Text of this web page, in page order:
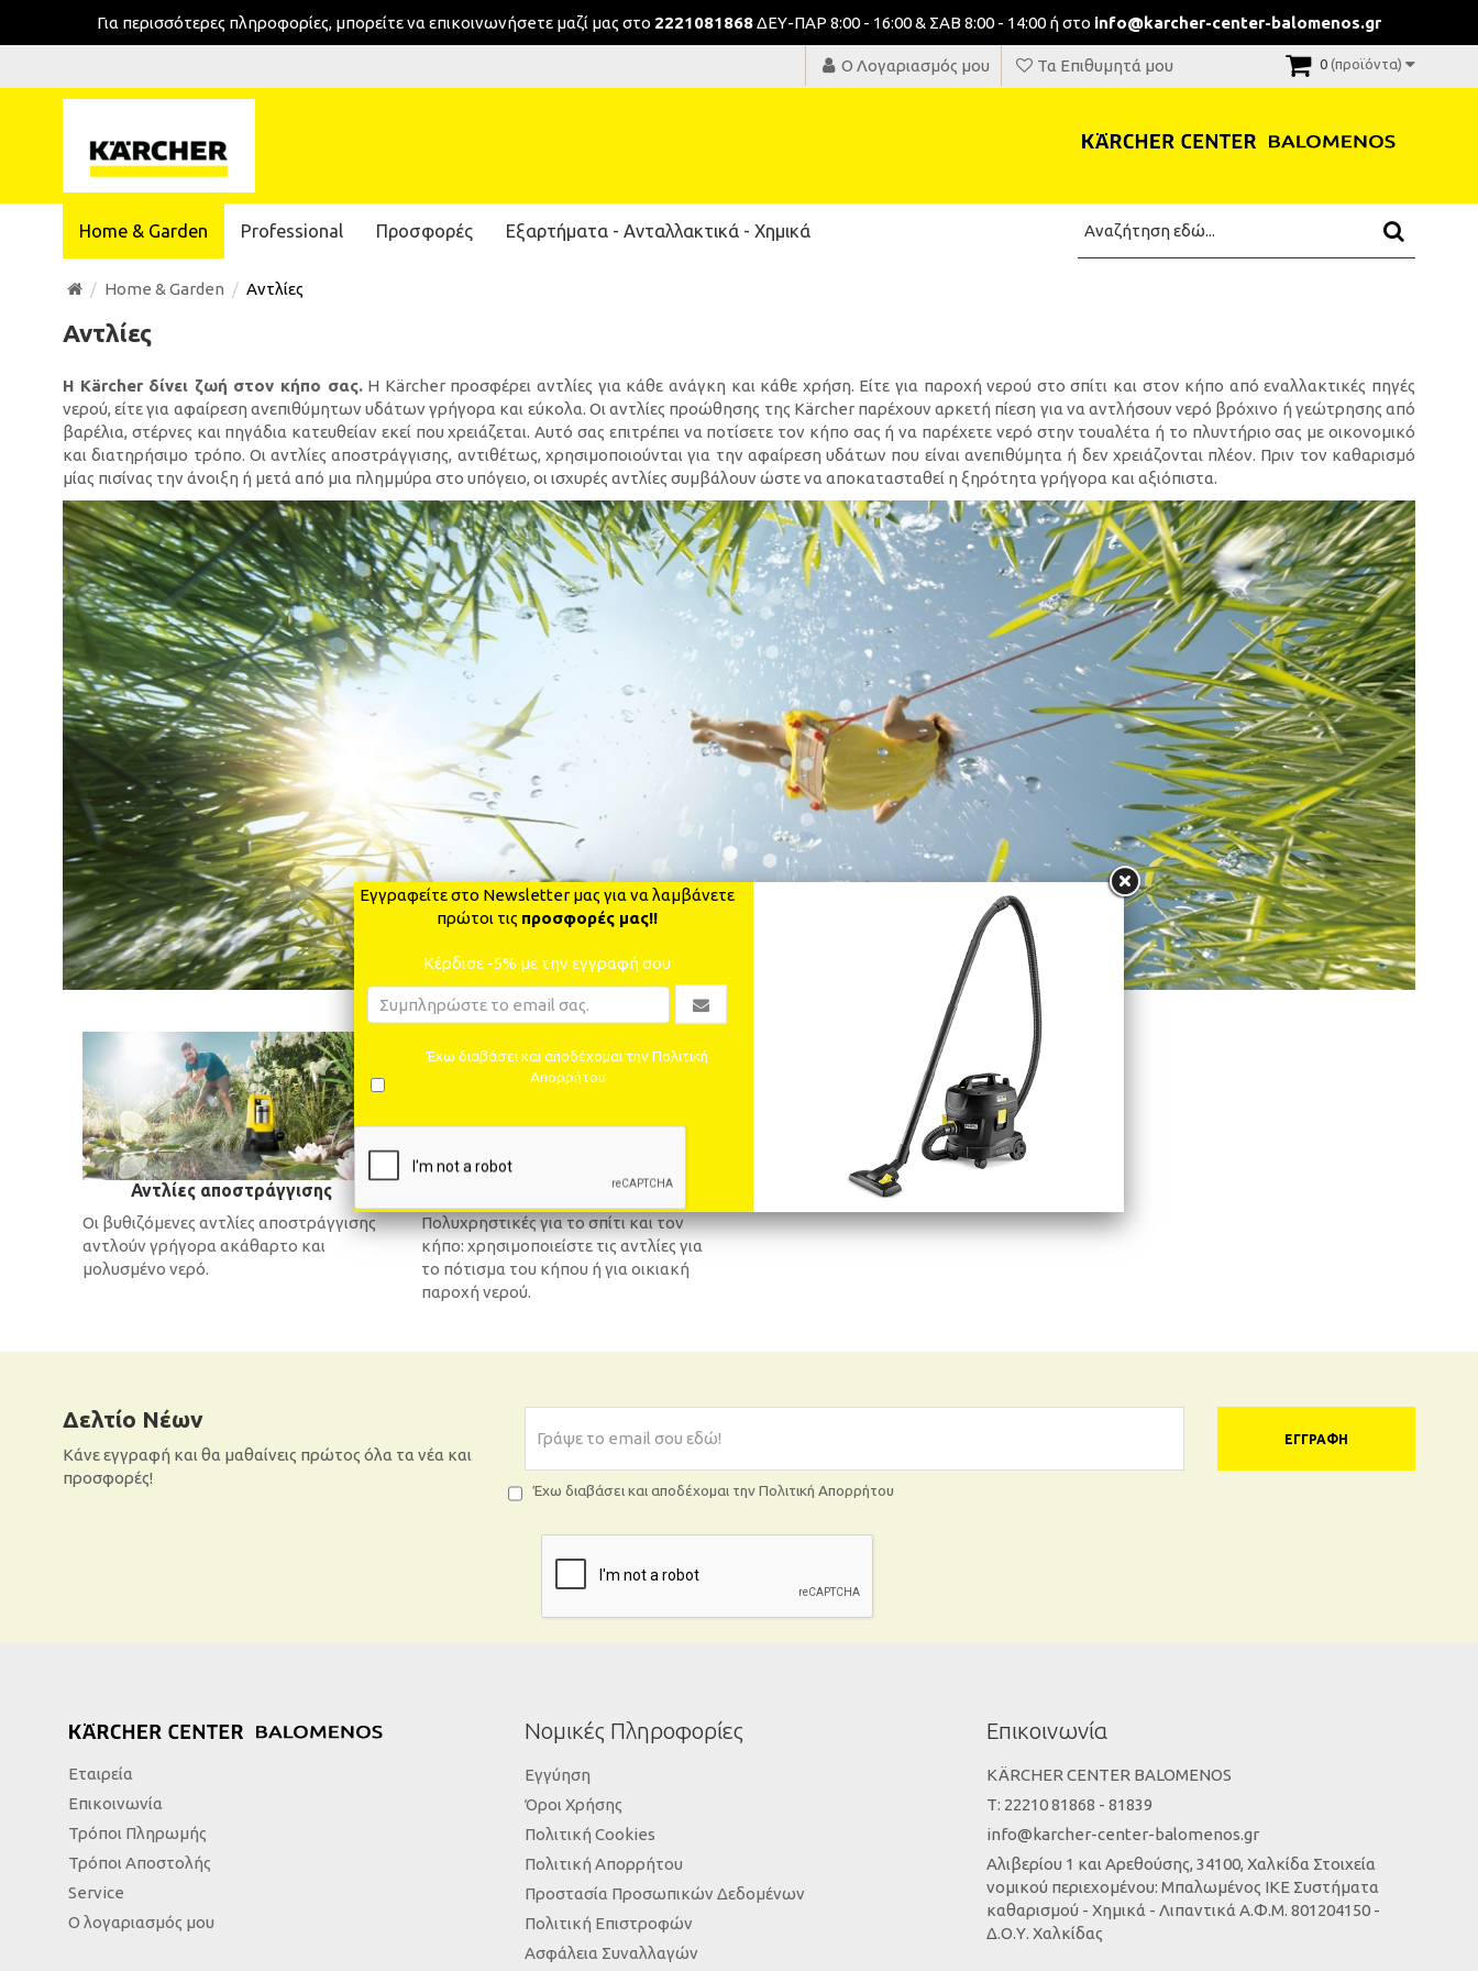
Για περισσότερες πληροφορίες, μπορείτε να επικοινωνήσeτε μαζί μας στο 2221081868ΔΕΥ-ΠΑΡ 8:00 - 16:00 & ΣΑΒ 8:00 - 14:00 ή στο info@karcher-center-balomenos.gr
Ο Λογαριασμός μου Τα Επιθυμητά μου 0 (προϊόντα)
Home & Garden Professional Προσφορές Εξαρτήματα - Ανταλλακτικά - Χημικά
Home & Garden Αντλίες
Αντλίες
Η Kärcher δίνει ζωή στον κήπο σας.Η Kärcher προσφέρει αντλίες για κάθε ανάγκη και κάθε χρήση. Είτε για παροχή νερού στο σπίτι και στον κήπο από εναλλακτικές πηγές
νερού, είτε για αφαίρεση ανεπιθύμητων υδάτων γρήγορα και εύκολα. Οι αντλίες προώθησης της Kärcher παρέχουν αρκετή πίεση για να αντλήσουν νερό βρόχινο ή γεώτρησης από
βαρέλια, στέρνες και πηγάδια κατευθείαν εκεί που χρειάζεται. Αυτό σας επιτρέπει να ποτίσετε τον κήπο σας ή να παρέχετε νερό στην τουαλέτα ή το πλυντήριο σας με οικονομικό
και διατηρήσιμο τρόπο. Οι αντλίες αποστράγγισης, αντιθέτως, χρησιμοποιούνται για την αφαίρεση υδάτων που είναι ανεπιθύμητα ή δεν χρειάζονται πλέον. Πριν τον καθαρισμό
μίας πισίνας την άνοιξη ή μετά από μια πλημμύρα στο υπόγειο, οι ισχυρές αντλίες συμβάλουν ώστε να αποκατασταθεί η ξηρότητα γρήγορα και αξιόπιστα.
Αντλίες αποστράγγισης
Οι βυθιζόμενες αντλίες αποστράγγισης
αντλούν γρήγορα ακάθαρτο και
μολυσμένο νερό.
Αντλίες κήπου
Πολυχρηστικές για το σπίτι και τον
κήπο: χρησιμοποιείστε τις αντλίες για
το πότισμα του κήπου ή για οικιακή
παροχή νερού.
Δελτίο Νέων
Κάνε εγγραφή και θα μαθαίνεις πρώτος όλα τα νέα και
προσφορές!
ΕΓΓΡΑΦΉ
Έχω διαβάσει και αποδέχομαι την Πολιτική Απορρήτου
Εταιρεία
Επικοινωνία
Τρόποι Πληρωμής
Τρόποι Αποστολής
Service
Ο λογαριασμός μου
Νομικές Πληροφορίες
Εγγύηση
Όροι Χρήσης
Πολιτική Cookies
Πολιτική Απορρήτου
Προστασία Προσωπικών Δεδομένων
Πολιτική Επιστροφών
Ασφάλεια Συναλλαγών
Επικοινωνία
KÄRCHER CENTER BALOMENOS
Τ: 22210 81868 - 81839
info@karcher-center-balomenos.gr
Αλιβερίου 1 και Αρεθούσης, 34100, Χαλκίδα Στοιχεία
νομικού περιεχομένου: Μπαλωμένος ΙΚΕ Συστήματα
καθαρισμού - Χημικά - Λιπαντικά Α.Φ.Μ. 801204150 -
Δ.Ο.Υ. Χαλκίδας
Εγγραφείτε στο Newsletter μας για να λαμβάνετε
πρώτοι τις προσφορές μας!!
Κέρδισε -5% με την εγγραφή σου
Έχω διαβάσει και αποδέχομαι την Πολιτική
Απορρήτου